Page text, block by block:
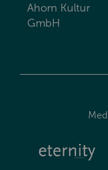
Ahorn Kultur
GmbH